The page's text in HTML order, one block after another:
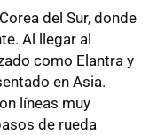
del Sur, donde
Al llegar al
como Elantra y
en Asia.
líneas muy
de rueda